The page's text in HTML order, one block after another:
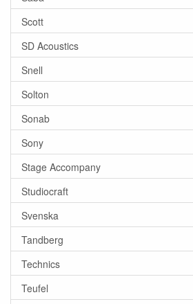
Scott
SD Acoustics
Snell
Solton
Sonab
Sony
Stage Accompany
Studiocraft
Svenska
Tandberg
Technics
Teufel